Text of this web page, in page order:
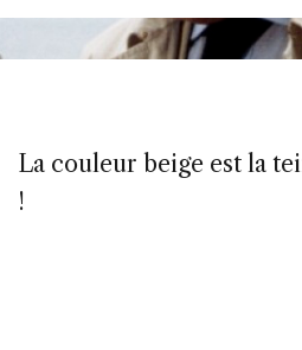
La couleur beige est la
!